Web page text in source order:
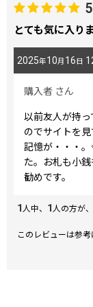
5
とても気に入り
2025年10月 16 日
購入者 さん
以前友人が持
のでサイトを
記憶が・・・
た。お札も小
勧めです。
1人中、 1人の方が
このレビューは参